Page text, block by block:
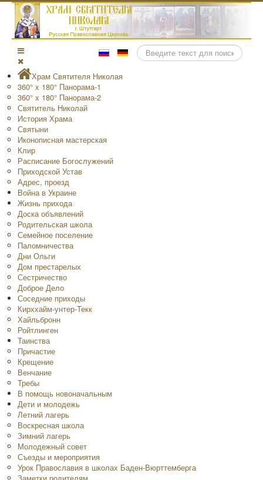
Поиск
Храм Святителя Николая
360° x 180° Панорама-1
360° x 180° Панорама-2
Святитель Николай
История Храма
Святыни
Иконописная мастерская
Клир
Расписание Богослужений
Приходской Устав
Адрес, проезд
Война в Украине
Жизнь прихода
Доска объявлений
Родительская школа
Семейное поселение
Паломничества
Дни Ольги
Дом престарелых
Сестричество
Доброе Дело
Соседние приходы
Кирххайм-унтер-Текк
Хайльбронн
Ройтлинген
Таинства
Причастие
Крещение
Венчание
Требы
В помощь новоначальным
Дети и молодежь
Летний лагерь
Воскресная школа
Зимний лагерь
Молодежный совет
Съезды и мероприятия
Урок Православия в школах Баден-Вюрттемберга